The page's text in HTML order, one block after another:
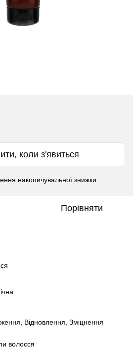
коли з'явиться
накопичувальної знижки
Порівняти
Відновлення, Зміцнення
волосся